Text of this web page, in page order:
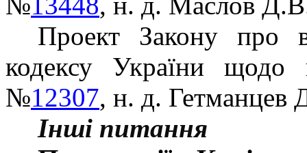
Проект Закону про
кодексу України щодо
№12307, н. д. Гетманцев
Інші питання